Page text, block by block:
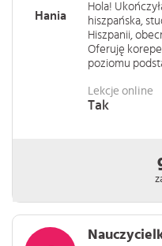
Hania
Hola!
hiszpańska,
Hiszpanii,
Oferuję
poziomu
Lekcje online
Tak